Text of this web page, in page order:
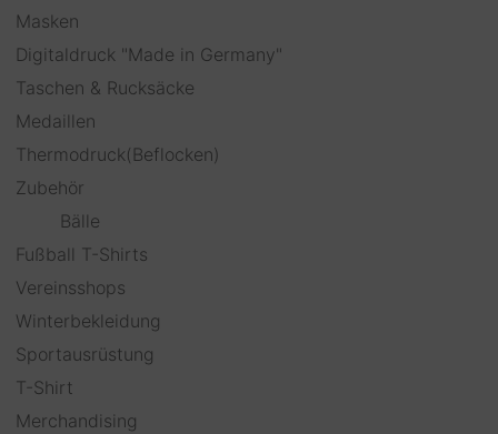
Masken
Digitaldruck "Made in Germany"
Taschen & Rucksäcke
Medaillen
Thermodruck(Beflocken)
Zubehör
Bälle
Fußball T-Shirts
Vereinsshops
Winterbekleidung
Sportausrüstung
T-Shirt
Merchandising